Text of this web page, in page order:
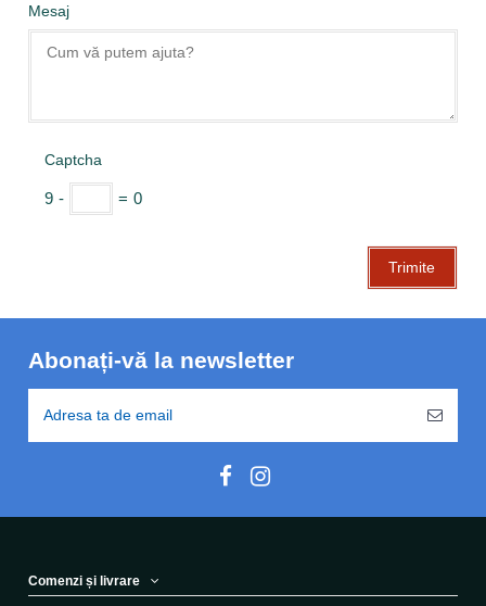
Mesaj
Captcha
9 - = 0
Abonați-vă la newsletter
Comenzi și livrare